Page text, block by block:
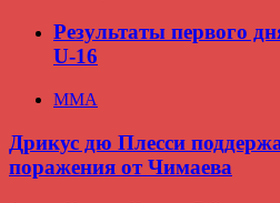
Результаты первого
U-16
ММА
Дрикус дю Плесси
поражения от Чимаева